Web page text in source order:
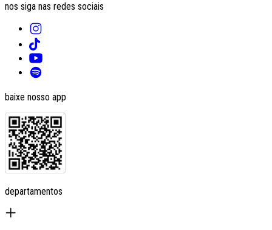
nos siga nas redes sociais
baixe nosso app
departamentos